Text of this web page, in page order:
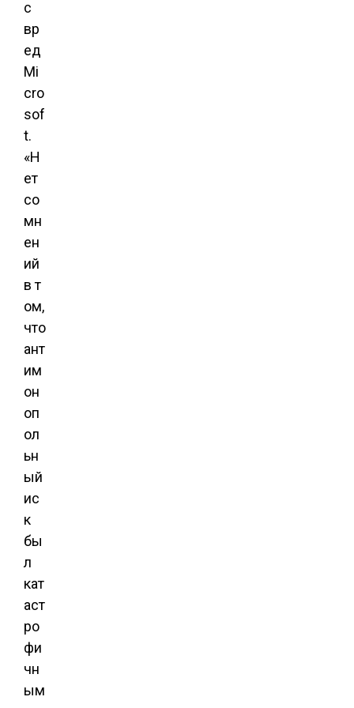
с
вр
ед
Mi
cro
sof
t.
«Н
ет
со
мн
ен
ий
в т
ом,
что
ант
им
он
оп
ол
ьн
ый
ис
к
бы
л
кат
аст
ро
фи
чн
ым